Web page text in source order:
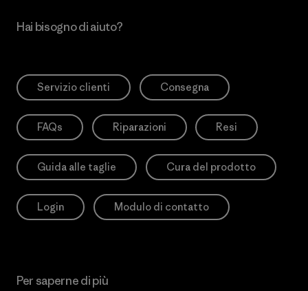
Hai bisogno di aiuto?
Servizio clienti Consegna
FAQs Riparazioni Resi
Guida alle taglie Cura del prodotto
Login Modulo di contatto
Per saperne di più